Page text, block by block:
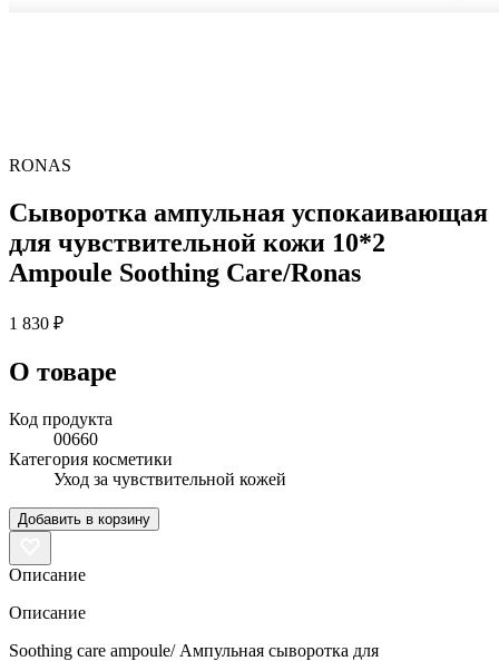
RONAS
Сыворотка ампульная успокаивающая
для чувствительной кожи 10*2
Ampoule Soothing Care/Ronas
1 830 ₽
О товаре
Код продукта
00660
Категория косметики
Уход за чувствительной кожей
Добавить в корзину
Описание
Описание
Soothing care ampoule/ Ампульная сыворотка для